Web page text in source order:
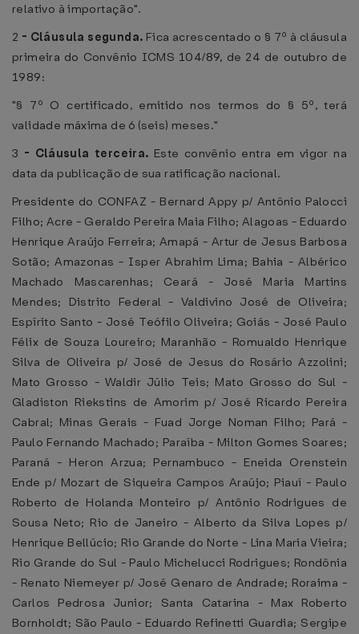
relativo à importação".
2 - Cláusula segunda. Fica acrescentado o § 7º à cláusula
primeira do Convênio ICMS 104/89, de 24 de outubro de
1989:
"§ 7º O certificado, emitido nos termos do § 5º, terá
validade máxima de 6 (seis) meses."
3 - Cláusula terceira. Este convênio entra em vigor na
data da publicação de sua ratificação nacional.
Presidente do CONFAZ - Bernard Appy p/ Antônio Palocci
Filho; Acre - Geraldo Pereira Maia Filho; Alagoas - Eduardo
Henrique Araújo Ferreira; Amapá - Artur de Jesus Barbosa
Sotão; Amazonas - Isper Abrahim Lima; Bahia - Albérico
Machado Mascarenhas; Ceará - José Maria Martins
Mendes; Distrito Federal - Valdivino José de Oliveira;
Espírito Santo - José Teófilo Oliveira; Goiás - José Paulo
Félix de Souza Loureiro; Maranhão - Romualdo Henrique
Silva de Oliveira p/ José de Jesus do Rosário Azzolini;
Mato Grosso - Waldir Júlio Teis; Mato Grosso do Sul -
Gladiston Riekstins de Amorim p/ José Ricardo Pereira
Cabral; Minas Gerais - Fuad Jorge Noman Filho; Pará -
Paulo Fernando Machado; Paraíba - Milton Gomes Soares;
Paraná - Heron Arzua; Pernambuco - Eneida Orenstein
Ende p/ Mozart de Siqueira Campos Araújo; Piauí - Paulo
Roberto de Holanda Monteiro p/ Antônio Rodrigues de
Sousa Neto; Rio de Janeiro - Alberto da Silva Lopes p/
Henrique Bellúcio; Rio Grande do Norte - Lina Maria Vieira;
Rio Grande do Sul - Paulo Michelucci Rodrigues; Rondônia
- Renato Niemeyer p/ José Genaro de Andrade; Roraima -
Carlos Pedrosa Junior; Santa Catarina - Max Roberto
Bornholdt; São Paulo - Eduardo Refinetti Guardia; Sergipe